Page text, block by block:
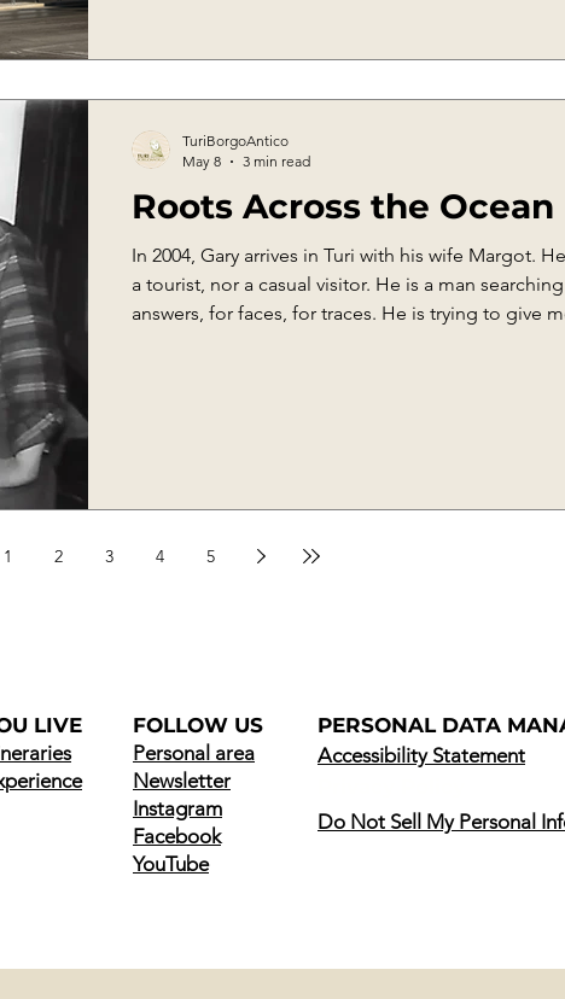
issue, but a question of identity itself. Where
Roots Across the Ocean
In 2004, Gary arrives in Turi with his wife Margot.
a tourist, nor a casual visitor. He is a man
answers, for faces, for traces. He is trying to give
TuriBorgoAntico
May 8
3 min read
1 2 3 4 5
LIVE
FOLLOW US
Personal area
Newsletter
Instagram
Facebook
YouTube
PERSONAL DATA
Accessibility Statement
Do Not Sell My Personal